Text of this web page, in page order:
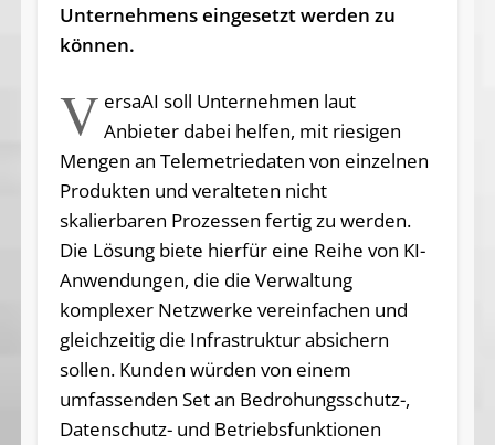
Unternehmens eingesetzt werden zu
können.
V ersaAI soll Unternehmen laut
Anbieter dabei helfen, mit riesigen
Mengen an Telemetriedaten von einzelnen
Produkten und veralteten nicht
skalierbaren Prozessen fertig zu werden.
Die Lösung biete hierfür eine Reihe von KI-
Anwendungen, die die Verwaltung
komplexer Netzwerke vereinfachen und
gleichzeitig die Infrastruktur absichern
sollen. Kunden würden von einem
umfassenden Set an Bedrohungsschutz-,
Datenschutz- und Betriebsfunktionen